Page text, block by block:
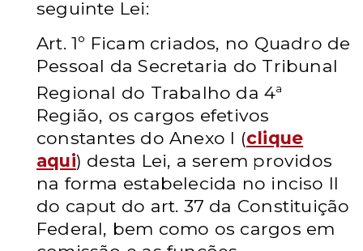
seguinte Lei:
Art. 1º Ficam criados, no Quadro de
Pessoal da Secretaria do Tribunal
Regional do Trabalho da 4a
Região, os cargos efetivos
constantes do Anexo I (clique
aqui) desta Lei, a serem providos
na forma estabelecida no inciso II
do caput do art. 37 da Constituição
Federal, bem como os cargos em